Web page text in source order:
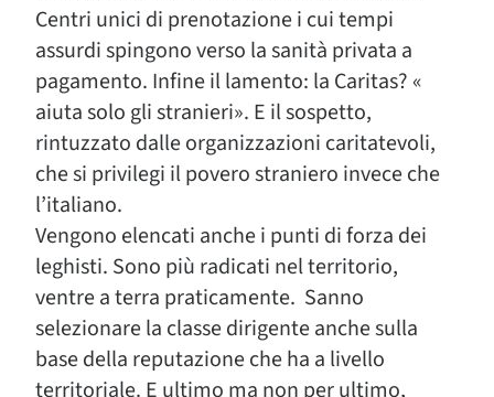
Centri unici di prenotazione i cui tempi
assurdi spingono verso la sanità privata a
pagamento. Infine il lamento: la Caritas? «
aiuta solo gli stranieri». E il sospetto,
rintuzzato dalle organizzazioni caritatevoli,
che si privilegi il povero straniero invece che
l’italiano.
Vengono elencati anche i punti di forza dei
leghisti. Sono più radicati nel territorio,
ventre a terra praticamente. Sanno
selezionare la classe dirigente anche sulla
base della reputazione che ha a livello
territoriale. E ultimo ma non per ultimo,